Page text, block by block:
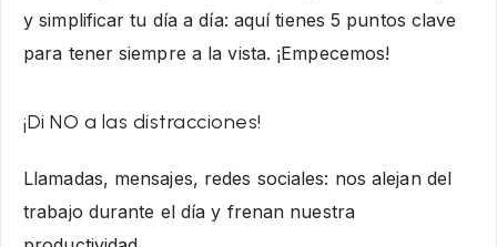
y simplificar tu día a día: aquí tienes 5 puntos clave
para tener siempre a la vista. ¡Empecemos!
¡Di NO a las distracciones!
Llamadas, mensajes, redes sociales: nos alejan del
trabajo durante el día y frenan nuestra